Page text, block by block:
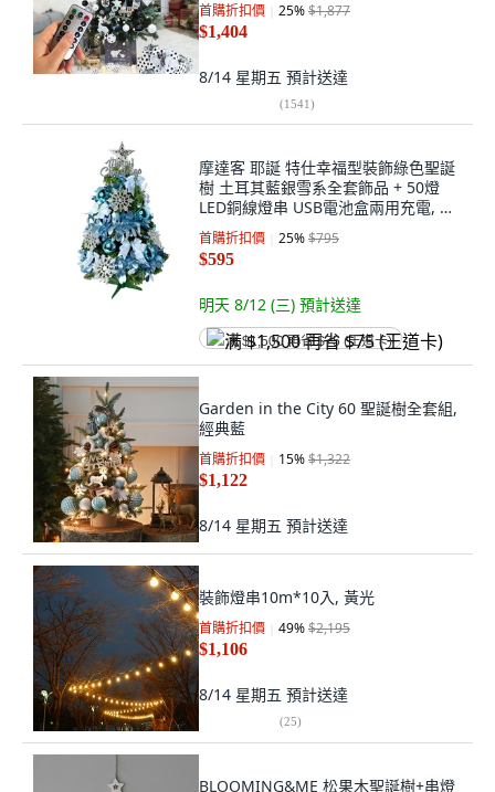
首購折扣價 25%$1,877
$1,404
8/14 星期五 預計送達
(1541)
摩達客 耶誕 特仕幸福型裝飾綠色聖誕
樹 土耳其藍銀雪系全套飾品 + 50燈
LED銅線燈串 USB電池盒兩用充電, 藍
綠色 + 銀色 + 綠色
首購折扣價 25%$795
$595
明天 8/12 (三) 預計送達
满 $1,500 再省 $75 (王道卡)
Garden in the City 60 聖誕樹全套組,
經典藍
首購折扣價 15%$1,322
$1,122
8/14 星期五 預計送達
裝飾燈串10m*10入, 黃光
首購折扣價 49%$2,195
$1,106
8/14 星期五 預計送達
(25)
BLOOMING&ME 松果木聖誕樹+串燈